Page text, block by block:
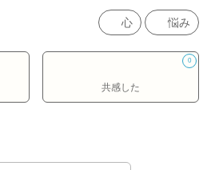
心 悩み
0
共感した